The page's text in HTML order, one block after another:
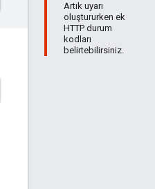
Artık uyarı
oluştururken ek
HTTP durum
kodları
belirtebilirsiniz.